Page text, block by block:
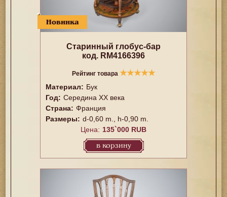
Новинка
Старинный глобус-бар
код. RM4166396
Рейтинг товара ★★★★★
Материал: Бук
Год: Середина XX векa
Страна: Франция
Размеры: d-0,60 m., h-0,90 m.
Цена: 135`000 RUB
в корзину